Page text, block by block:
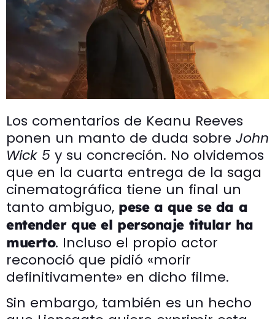
Los comentarios de Keanu Reeves
ponen un manto de duda sobre John
Wick 5 y su concreción. No olvidemos
que en la cuarta entrega de la saga
cinematográfica tiene un final un
tanto ambiguo, pese a que se da a
entender que el personaje titular ha
muerto. Incluso el propio actor
reconoció que pidió «morir
definitivamente» en dicho filme.
Sin embargo, también es un hecho